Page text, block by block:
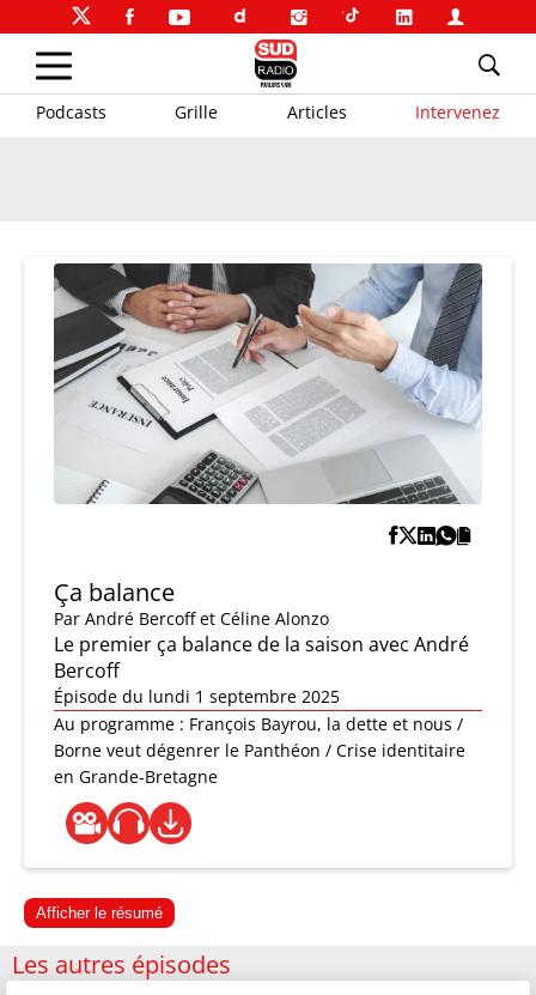
Podcasts Grille Articles Intervenez
Ça balance
Par André Bercoff et Céline Alonzo
Le premier ça balance de la saison avec André
Bercoff
Épisode du lundi 1 septembre 2025
Au programme : François Bayrou, la dette et nous /
Borne veut dégenrer le Panthéon / Crise identitaire
en Grande-Bretagne
Afficher le résumé
Les autres épisodes